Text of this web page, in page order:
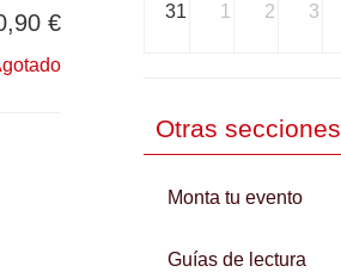
€ 31 1 2 3
Otras secciones
Monta tu evento
Guías de lectura